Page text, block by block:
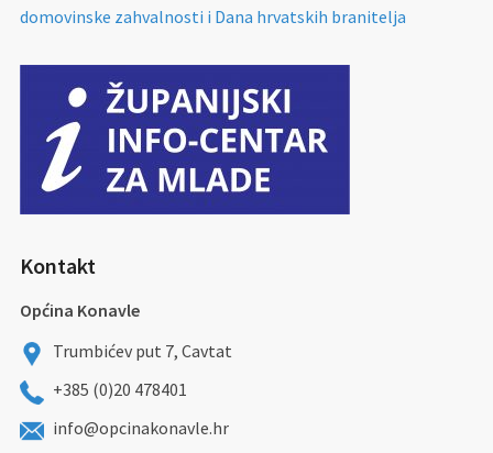
domovinske zahvalnosti i Dana hrvatskih branitelja
Kontakt
Općina Konavle
Trumbićev put 7, Cavtat
+385 (0)20 478401
info@opcinakonavle.hr